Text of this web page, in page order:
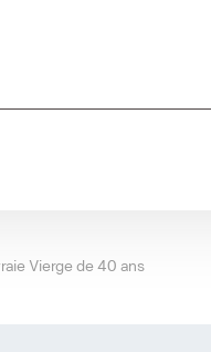
Vierge de 40 ans